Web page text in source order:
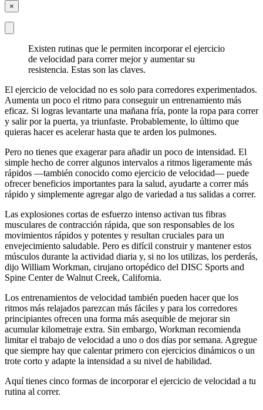
×
Existen rutinas que le permiten incorporar el ejercicio
de velocidad para correr mejor y aumentar su
resistencia. Estas son las claves.
El ejercicio de velocidad no es solo para corredores experimentados.
Aumenta un poco el ritmo para conseguir un entrenamiento más
eficaz. Si logras levantarte una mañana fría, ponte la ropa para correr
y salir por la puerta, ya triunfaste. Probablemente, lo último que
quieras hacer es acelerar hasta que te arden los pulmones.
Pero no tienes que exagerar para añadir un poco de intensidad. El
simple hecho de correr algunos intervalos a ritmos ligeramente más
rápidos —también conocido como ejercicio de velocidad— puede
ofrecer beneficios importantes para la salud, ayudarte a correr más
rápido y simplemente agregar algo de variedad a tus salidas a correr.
Las explosiones cortas de esfuerzo intenso activan tus fibras
musculares de contracción rápida, que son responsables de los
movimientos rápidos y potentes y resultan cruciales para un
envejecimiento saludable. Pero es difícil construir y mantener estos
músculos durante la actividad diaria y, si no los utilizas, los perderás,
dijo William Workman, cirujano ortopédico del DISC Sports and
Spine Center de Walnut Creek, California.
Los entrenamientos de velocidad también pueden hacer que los
ritmos más relajados parezcan más fáciles y para los corredores
principiantes ofrecen una forma más asequible de mejorar sin
acumular kilometraje extra. Sin embargo, Workman recomienda
limitar el trabajo de velocidad a uno o dos días por semana. Agregue
que siempre hay que calentar primero con ejercicios dinámicos o un
trote corto y adapte la intensidad a su nivel de habilidad.
Aquí tienes cinco formas de incorporar el ejercicio de velocidad a tu
rutina al correr.